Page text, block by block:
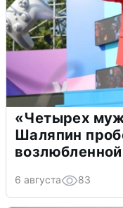
«Четырех
Шаляпин
возлюбленной
6 августа 83